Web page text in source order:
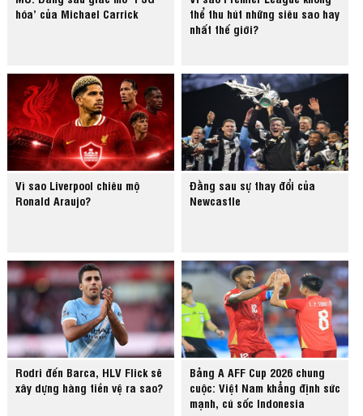
hóa’ của Michael Carrick
thể thu hút những siêu sao hay
nhất thế giới?
Vì sao Liverpool chiêu mộ
Ronald Araujo?
Đằng sau sự thay đổi của
Newcastle
Rodri đến Barca, HLV Flick sẽ
xây dựng hàng tiền vệ ra sao?
Bảng A AFF Cup 2026 chung
cuộc: Việt Nam khẳng định sức
mạnh, cú sốc Indonesia